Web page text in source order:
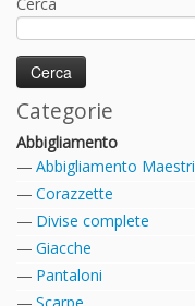
Categorie
Abbigliamento
Abbigliamento Maestri
Corazzette
Divise complete
Giacche
Pantaloni